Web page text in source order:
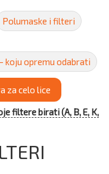
Polumaske i filteri
koju opremu odabrati
za celo lice
filtere birati (A, B, E, K,